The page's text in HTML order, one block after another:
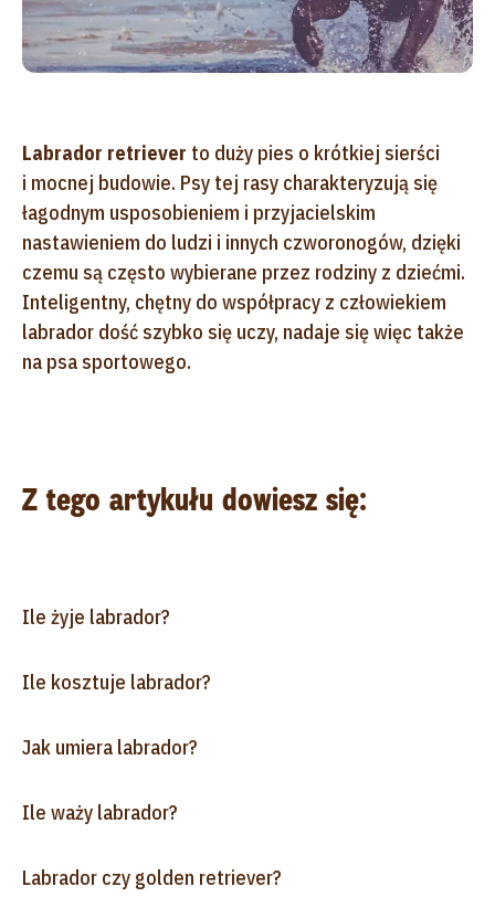
Labrador retriever to duży pies o krótkiej sierści
i mocnej budowie. Psy tej rasy charakteryzują się
łagodnym usposobieniem i przyjacielskim
nastawieniem do ludzi i innych czworonogów, dzięki
czemu są często wybierane przez rodziny z dziećmi.
Inteligentny, chętny do współpracy z człowiekiem
labrador dość szybko się uczy, nadaje się więc także
na psa sportowego.
Z tego artykułu dowiesz się:
Ile żyje labrador?
Ile kosztuje labrador?
Jak umiera labrador?
Ile waży labrador?
Labrador czy golden retriever?